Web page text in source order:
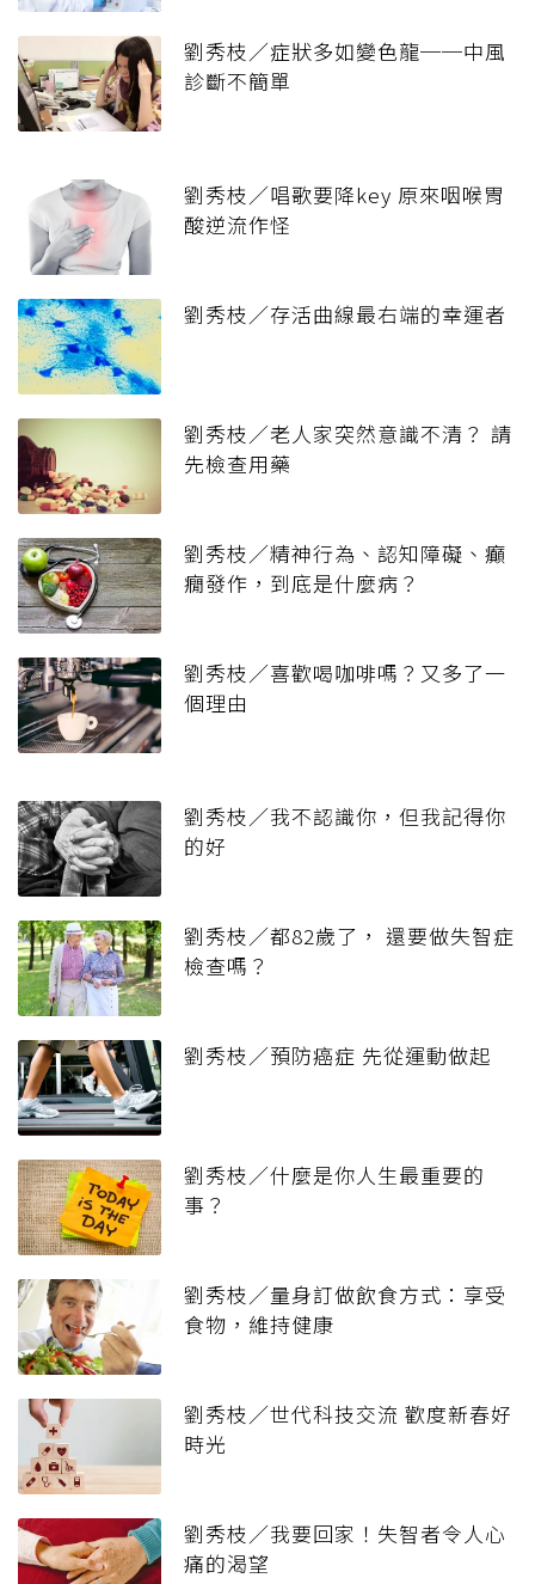
劉秀枝／症狀多如變色龍──中風
診斷不簡單
劉秀枝／唱歌要降key 原來咽喉胃
酸逆流作怪
劉秀枝／存活曲線最右端的幸運者
劉秀枝／老人家突然意識不清？ 請
先檢查用藥
劉秀枝／精神行為、認知障礙、癲
癇發作，到底是什麼病？
劉秀枝／喜歡喝咖啡嗎？又多了一
個理由
劉秀枝／我不認識你，但我記得你
的好
劉秀枝／都82歲了， 還要做失智症
檢查嗎？
劉秀枝／預防癌症 先從運動做起
劉秀枝／什麼是你人生最重要的
事？
劉秀枝／量身訂做飲食方式：享受
食物，維持健康
劉秀枝／世代科技交流 歡度新春好
時光
劉秀枝／我要回家！失智者令人心
痛的渴望